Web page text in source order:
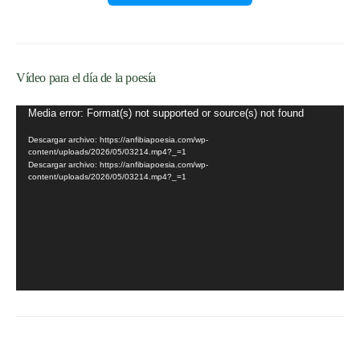
Vídeo para el día de la poesía
Reproductor
vídeo
Media error: Format(s) not supported or source(s) not found
Descargar archivo: https://anfibiapoesia.com/wp-
content/uploads/2026/05/03214.mp4?_=1
Descargar archivo: https://anfibiapoesia.com/wp-
content/uploads/2026/05/03214.mp4?_=1